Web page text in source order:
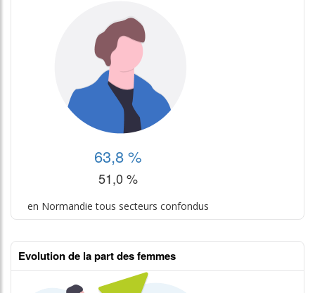
63,8 %
51,0 %
en Normandie tous secteurs confondus
Evolution de la part des femmes